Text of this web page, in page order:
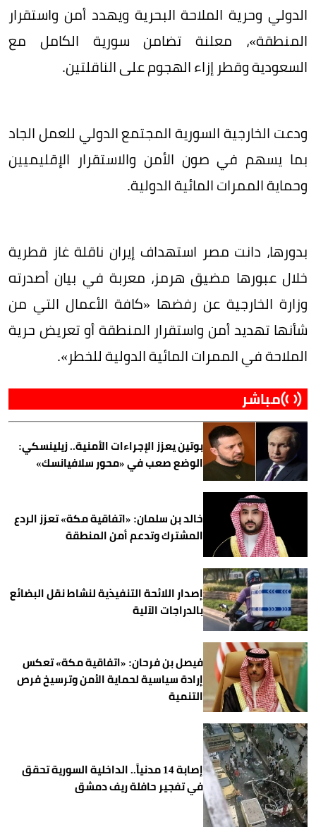
الدولي وحرية الملاحة البحرية ويهدد أمن واستقرار
المنطقة»، معلنة تضامن سورية الكامل مع
السعودية وقطر إزاء الهجوم على الناقلتين.
ودعت الخارجية السورية المجتمع الدولي للعمل الجاد
بما يسهم في صون الأمن والاستقرار الإقليميين
وحماية الممرات المائية الدولية.
بدورها، دانت مصر استهداف إيران ناقلة غاز قطرية
خلال عبورها مضيق هرمز، معربة في بيان أصدرته
وزارة الخارجية عن رفضها «كافة الأعمال التي من
شأنها تهديد أمن واستقرار المنطقة أو تعريض حرية
الملاحة في الممرات المائية الدولية للخطر».
مباشر
بوتين يعزز الإجراءات الأمنية.. زيلينسكي:
الوضع صعب في «محور سلافيانسك»
خالد بن سلمان: «اتفاقية مكة» تعزز الردع
المشترك وتدعم أمن المنطقة
إصدار اللائحة التنفيذية لنشاط نقل البضائع
بالدراجات الآلية
فيصل بن فرحان: «اتفاقية مكة» تعكس
إرادة سياسية لحماية الأمن وترسيخ فرص
التنمية
إصابة 14 مدنياً.. الداخلية السورية تحقق
في تفجير حافلة ريف دمشق